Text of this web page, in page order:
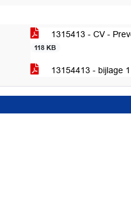
1315413 - CV -
118 KB
13154413 - bijlage